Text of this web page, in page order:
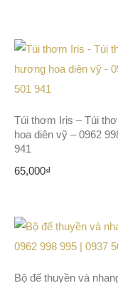
Túi thơm Iris – Túi
hoa diên vỹ – 0962
941
65,000₫
Bộ đế thuyền và